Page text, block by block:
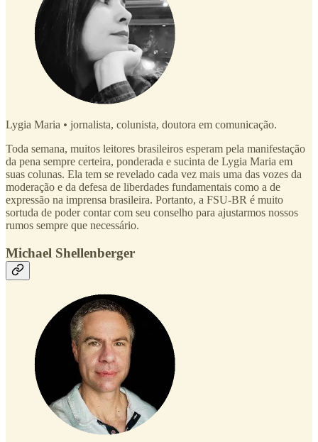
Lygia Maria • jornalista, colunista, doutora em comunicação.
Toda semana, muitos leitores brasileiros esperam pela manifestação
da pena sempre certeira, ponderada e sucinta de Lygia Maria em
suas colunas. Ela tem se revelado cada vez mais uma das vozes da
moderação e da defesa de liberdades fundamentais como a de
expressão na imprensa brasileira. Portanto, a FSU-BR é muito
sortuda de poder contar com seu conselho para ajustarmos nossos
rumos sempre que necessário.
Michael Shellenberger